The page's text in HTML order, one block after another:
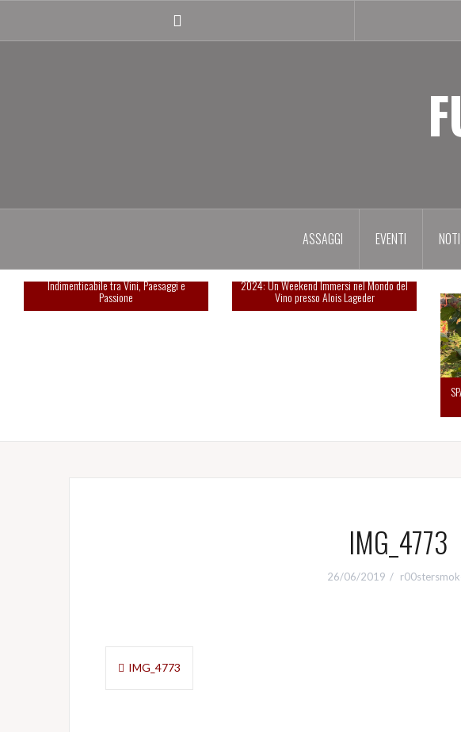
contenuto
profile
ASSAGGI EVENTI
Summa 2025: Una Giornata
Indimenticabile tra Vini, Paesaggi e
Passione
Esperienza indimenticabile al SUMMA
2024: Un Weekend Immersi nel Mondo del
Vino presso Alois Lageder
IMG_4773
26/06/2019
Navigazione
articoli
IMG_4773